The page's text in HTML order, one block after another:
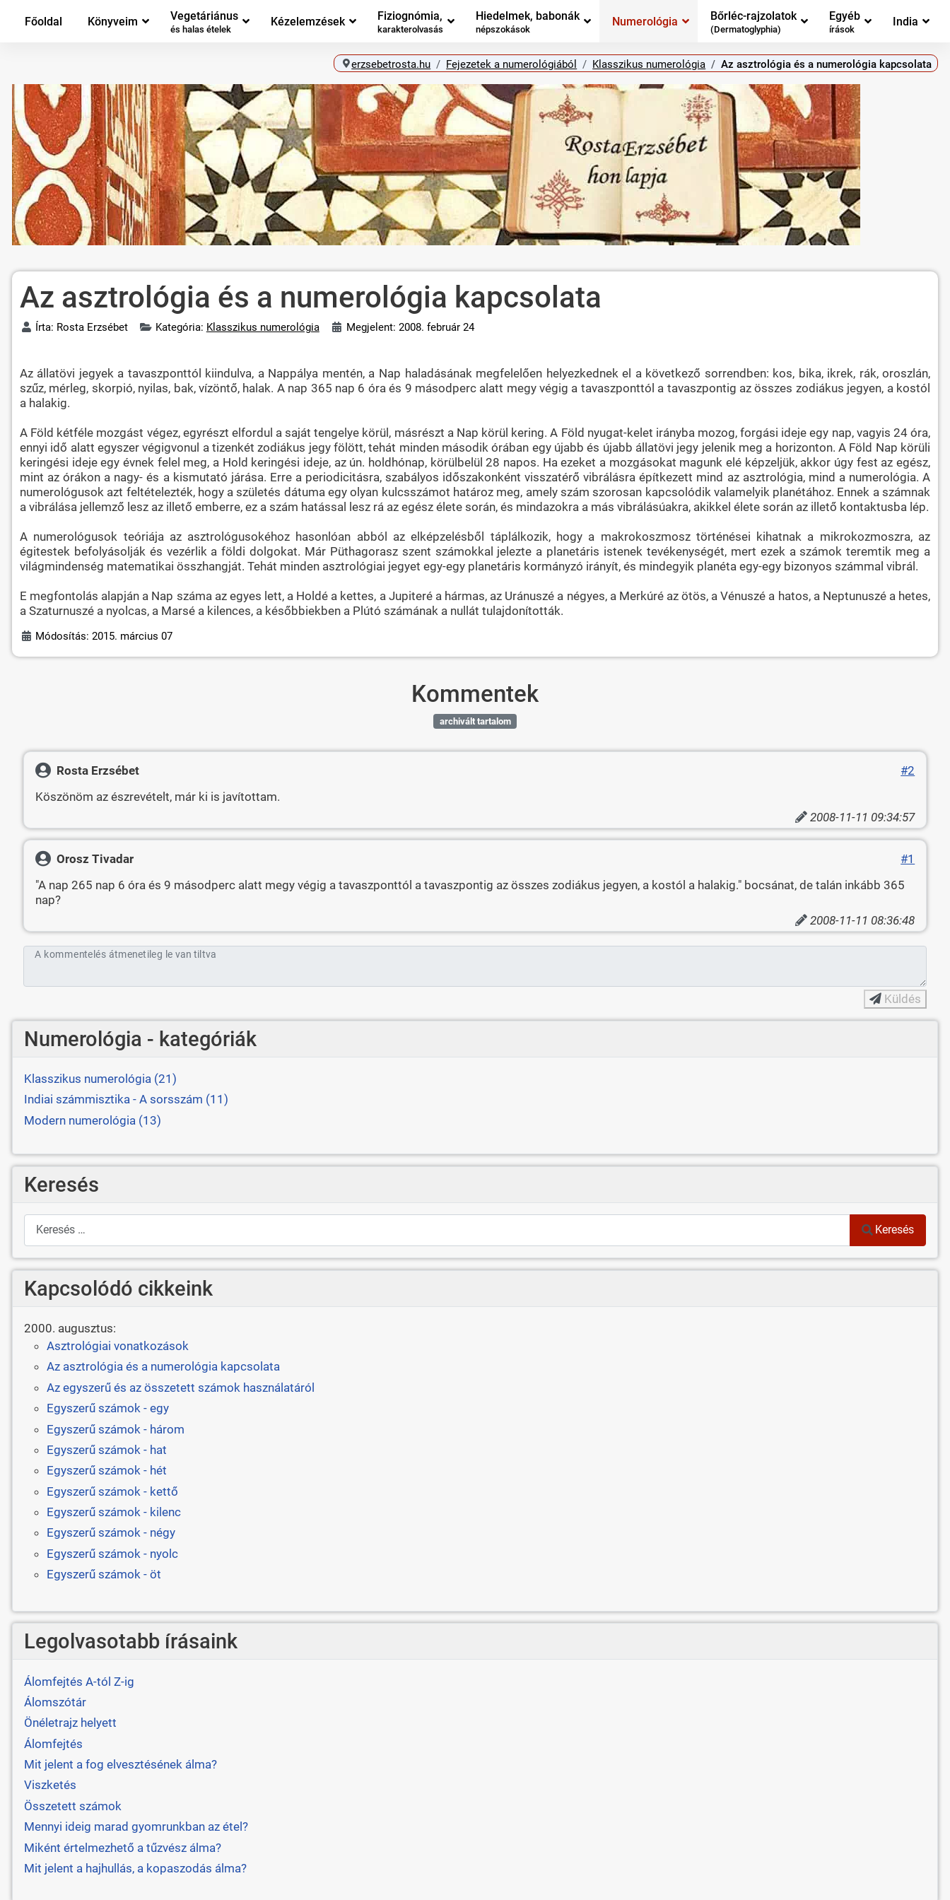
Főoldal Könyveim Vegetáriánus
és halas ételek
Kézelemzések Fiziognómia,
karakterolvasás
Hiedelmek, babonák
népszokások
Numerológia Bőrléc-rajzolatok
(Dermatoglyphia)
Egyéb
írások
India
erzsebetrosta.hu Fejezetek a numerológiából Klasszikus numerológia Az asztrológia és a numerológia kapcsolata
Az asztrológia és a numerológia kapcsolata
Írta: Rosta Erzsébet Kategória: Klasszikus numerológia Megjelent: 2008. február 24
Az állatövi jegyek a tavaszponttól kiindulva, a Nappálya mentén, a Nap haladásának megfelelően helyezkednek el a következő sorrendben: kos, bika, ikrek, rák, oroszlán,
szűz, mérleg, skorpió, nyilas, bak, vízöntő, halak. A nap 365 nap 6 óra és 9 másodperc alatt megy végig a tavaszponttól a tavaszpontig az összes zodiákus jegyen, a kostól
a halakig.
A Föld kétféle mozgást végez, egyrészt elfordul a saját tengelye körül, másrészt a Nap körül kering. A Föld nyugat-kelet irányba mozog, forgási ideje egy nap, vagyis 24 óra,
ennyi idő alatt egyszer végigvonul a tizenkét zodiákus jegy fölött, tehát minden második órában egy újabb és újabb állatövi jegy jelenik meg a horizonton. A Föld Nap körüli
keringési ideje egy évnek felel meg, a Hold keringési ideje, az ún. holdhónap, körülbelül 28 napos. Ha ezeket a mozgásokat magunk elé képzeljük, akkor úgy fest az egész,
mint az órákon a nagy- és a kismutató járása. Erre a periodicitásra, szabályos időszakonként visszatérő vibrálásra építkezett mind az asztrológia, mind a numerológia. A
numerológusok azt feltételezték, hogy a születés dátuma egy olyan kulcsszámot határoz meg, amely szám szorosan kapcsolódik valamelyik planétához. Ennek a számnak
a vibrálása jellemző lesz az illető emberre, ez a szám hatással lesz rá az egész élete során, és mindazokra a más vibrálásúakra, akikkel élete során az illető kontaktusba lép.
A numerológusok teóriája az asztrológusokéhoz hasonlóan abból az elképzelésből táplálkozik, hogy a makrokoszmosz történései kihatnak a mikrokozmoszra, az
égitestek befolyásolják és vezérlik a földi dolgokat. Már Püthagorasz szent számokkal jelezte a planetáris istenek tevékenységét, mert ezek a számok teremtik meg a
világmindenség matematikai összhangját. Tehát minden asztrológiai jegyet egy-egy planetáris kormányzó irányít, és mindegyik planéta egy-egy bizonyos számmal vibrál.
E megfontolás alapján a Nap száma az egyes lett, a Holdé a kettes, a Jupiteré a hármas, az Uránuszé a négyes, a Merkúré az ötös, a Vénuszé a hatos, a Neptunuszé a hetes,
a Szaturnuszé a nyolcas, a Marsé a kilences, a későbbiekben a Plútó számának a nullát tulajdonították.
Módosítás: 2015. március 07
Kommentek
archivált tartalom
Rosta Erzsébet
#2
Köszönöm az észrevételt, már ki is javítottam.
2008-11-11 09:34:57
Orosz Tivadar
#1
"A nap 265 nap 6 óra és 9 másodperc alatt megy végig a tavaszponttól a tavaszpontig az összes zodiákus jegyen, a kostól a halakig." bocsánat, de talán inkább 365
nap?
2008-11-11 08:36:48
A kommentelés átmenetileg le van tiltva
Küldés
Numerológia - kategóriák
Klasszikus numerológia (21)
Indiai számmisztika - A sorsszám (11)
Modern numerológia (13)
Keresés
Keresés
Keresés
Kapcsolódó cikkeink
2000. augusztus:
Asztrológiai vonatkozások
Az asztrológia és a numerológia kapcsolata
Az egyszerű és az összetett számok használatáról
Egyszerű számok - egy
Egyszerű számok - három
Egyszerű számok - hat
Egyszerű számok - hét
Egyszerű számok - kettő
Egyszerű számok - kilenc
Egyszerű számok - négy
Egyszerű számok - nyolc
Egyszerű számok - öt
Legolvasotabb írásaink
Álomfejtés A-tól Z-ig
Álomszótár
Önéletrajz helyett
Álomfejtés
Mit jelent a fog elvesztésének álma?
Viszketés
Összetett számok
Mennyi ideig marad gyomrunkban az étel?
Miként értelmezhető a tűzvész álma?
Mit jelent a hajhullás, a kopaszodás álma?